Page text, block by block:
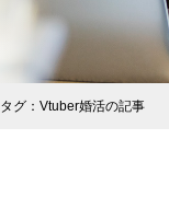
タグ：Vtuber婚活の記事